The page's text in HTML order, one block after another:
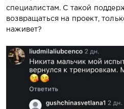
специалистам. С такой
возвращаться на проект,
наживет?